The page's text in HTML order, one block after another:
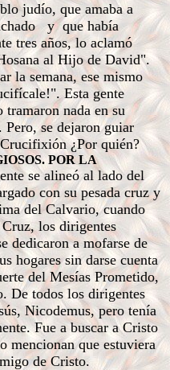
judío, que amaba a
y que había
tres años, lo aclamó
al Hijo de David".
la semana, ese mismo
Esta gente
tramaron nada en su
Pero, se dejaron guiar
¿Por quién?
POR LA
se alineó al lado del
con su pesada cruz y
del Calvario, cuando
los dirigentes
dedicaron a mofarse de
hogares sin darse cuenta
del Mesías Prometido,
De todos los dirigentes
Nicodemus, pero tenía
Fue a buscar a Cristo
mencionan que estuviera
de Cristo.